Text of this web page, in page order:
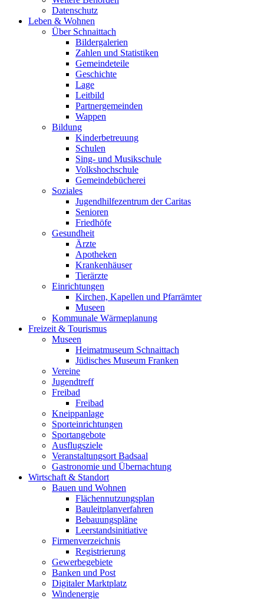
Datenschutz
Leben & Wohnen
Über Schnaittach
Bildergalerien
Zahlen und Statistiken
Gemeindeteile
Geschichte
Lage
Leitbild
Partnergemeinden
Wappen
Bildung
Kinderbetreuung
Schulen
Sing- und Musikschule
Volkshochschule
Gemeindebücherei
Soziales
Jugendhilfezentrum der Caritas
Senioren
Friedhöfe
Gesundheit
Ärzte
Apotheken
Krankenhäuser
Tierärzte
Einrichtungen
Kirchen, Kapellen und Pfarrämter
Museen
Kommunale Wärmeplanung
Freizeit & Tourismus
Museen
Heimatmuseum Schnaittach
Jüdisches Museum Franken
Vereine
Jugendtreff
Freibad
Freibad
Kneippanlage
Sporteinrichtungen
Sportangebote
Ausflugsziele
Veranstaltungsort Badsaal
Gastronomie und Übernachtung
Wirtschaft & Standort
Bauen und Wohnen
Flächennutzungsplan
Bauleitplanverfahren
Bebauungspläne
Leerstandsinitiative
Firmenverzeichnis
Registrierung
Gewerbegebiete
Banken und Post
Digitaler Marktplatz
Windenergie